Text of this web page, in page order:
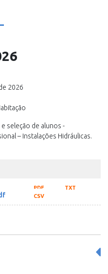
2026
seleção de alunos -
– Instalações Hidráulicas.
PDF
TXT
CSV